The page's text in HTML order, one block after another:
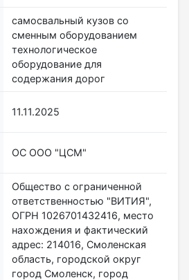
самосвальный кузов со
сменным оборудованием
технологическое
оборудование для
содержания дорог
11.11.2025
ОС ООО "ЦСМ"
Общество с ограниченной
ответственностью "ВИТИЯ",
ОГРН 1026701432416, место
нахождения и фактический
адрес: 214016, Смоленская
область, городской округ
город Смоленск, город